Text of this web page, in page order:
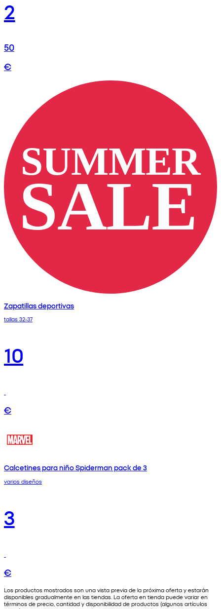
2
50
€
Zapatillas deportivas
tallas 32-37
10
€
Calcetines para niño Spiderman pack de 3
varios diseños
3
€
Los productos mostrados son una vista previa de la próxima oferta y estarán
disponibles gradualmente en las tiendas. La oferta en tienda puede variar en
términos de precio, cantidad y disponibilidad de productos (algunos artículos